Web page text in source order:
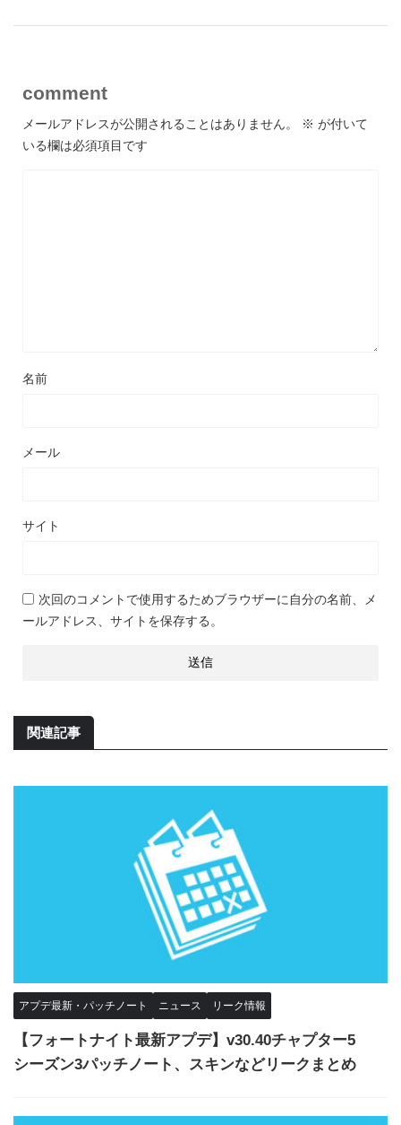
comment
メールアドレスが公開されることはありません。 ※ が付いて
いる欄は必須項目です
名前
メール
サイト
次回のコメントで使用するためブラウザーに自分の名前、メ
ールアドレス、サイトを保存する。
関連記事
アプデ最新・パッチノート ニュース リーク情報
【フォートナイト最新アプデ】v30.40チャプター5
シーズン3パッチノート、スキンなどリークまとめ